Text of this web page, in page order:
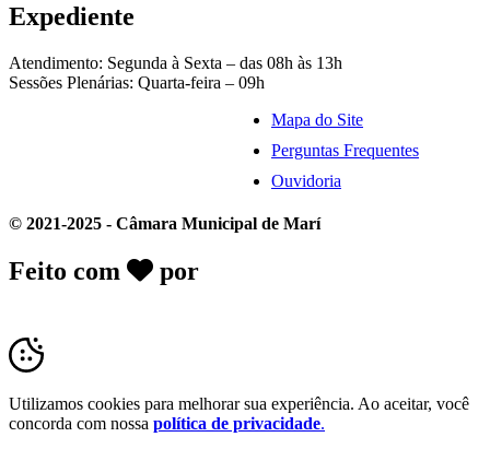
Expediente
Atendimento: Segunda à Sexta – das 08h às 13h
Sessões Plenárias: Quarta-feira – 09h
Mapa do Site
Perguntas Frequentes
Ouvidoria
© 2021-2025 - Câmara Municipal de Marí
Feito com por
Utilizamos cookies para melhorar sua experiência. Ao aceitar, você
concorda com nossa política de privacidade.